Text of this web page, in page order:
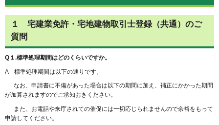
１ 宅建業免許・宅地建物取引士登録（共通）のご
質問
Q１.標準処理期間はどのくらいですか。
A 標準処理期間は以下の通りです。
なお、申請書に不備があった場合は以下の期間に加え、補正にかかった期間
が加算されますのでご承知おきください。
また、お電話や来庁されての催促には一切応じられませんので余裕をもって
申請してください。